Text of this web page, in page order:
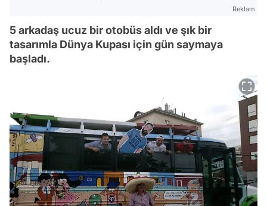
Reklam
5 arkadaş ucuz bir otobüs aldı ve şık bir
tasarımla Dünya Kupası için gün saymaya
başladı.